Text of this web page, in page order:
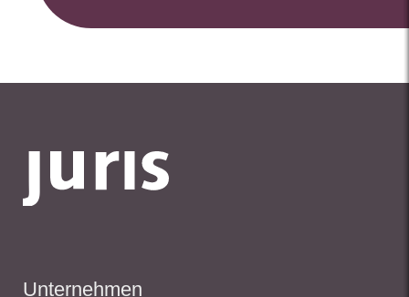
Unternehmen